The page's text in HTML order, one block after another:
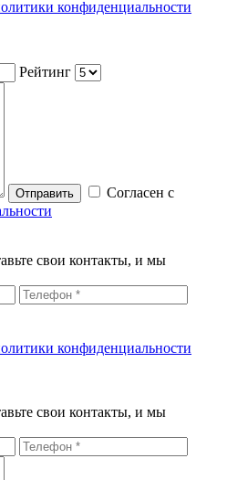
конфиденциальности
Рейтинг
Отправить
Согласен с
свои контакты, и мы
конфиденциальности
свои контакты, и мы